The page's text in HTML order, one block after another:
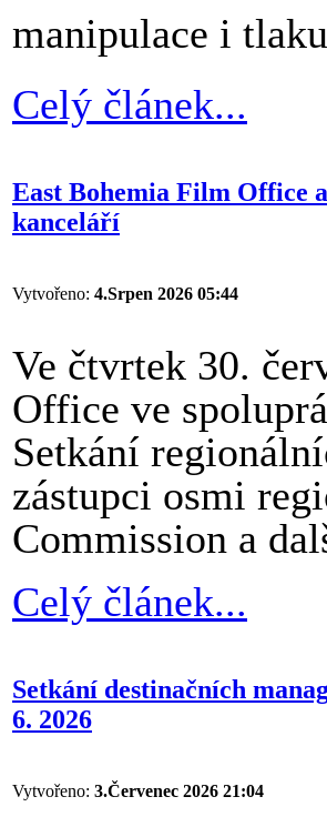
manipulace i
Celý článek...
East Bohemia Film Office
kanceláří
Vytvořeno: 4.Srpen 2026 05:44
Ve čtvrtek 30.
Office ve
Setkání
zástupci osmi
Commission a
Celý článek...
Setkání destinačních
6. 2026
Vytvořeno: 3.Červenec 2026 21:04